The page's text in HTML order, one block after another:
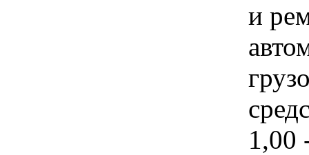
и
1,00